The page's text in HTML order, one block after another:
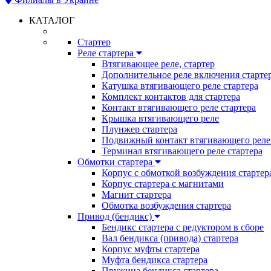
КАТАЛОГ
Стартер
Реле стартера
Втягивающее реле, стартер
Дополнительное реле включения
Катушка втягивающего реле стартера
Комплект контактов для стартера
Контакт втягивающего реле стартера
Крышка втягивающего реле
Плунжер стартера
Подвижный контакт втягивающего реле
Терминал втягивающего реле стартера
Обмотки стартера
Корпус с обмоткой возбуждения
Корпус стартера с магнитами
Магнит стартера
Обмотка возбуждения стартера
Привод (бендикс)
Бендикс стартера с редуктором в сборе
Вал бендикса (привода) стартера
Корпус муфты стартера
Муфта бендикса стартера